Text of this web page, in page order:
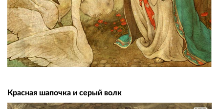
Красная шапочка и серый волк